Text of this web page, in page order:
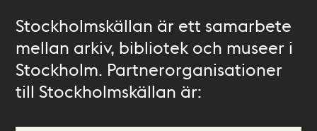
Stockholmskällan är ett samarbete
mellan arkiv, bibliotek och museer i
Stockholm. Partnerorganisationer
till Stockholmskällan är: